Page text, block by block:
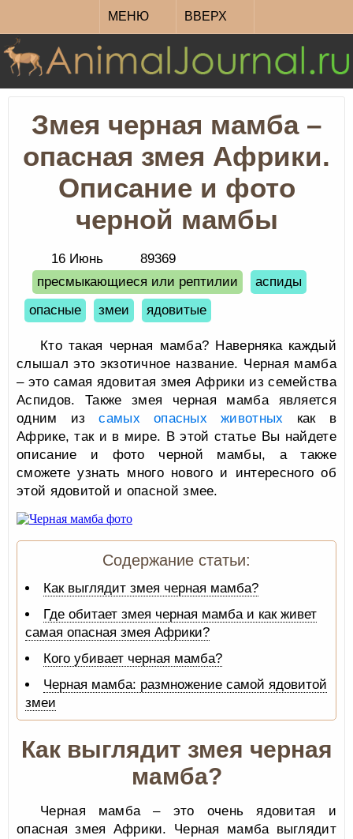
МЕНЮ ВВЕРХ
Змея черная мамба –
опасная змея Африки.
Описание и фото
черной мамбы
16 Июнь
89369
пресмыкающиеся или рептилии
аспиды
опасные
змеи ядовитые
Кто такая черная мамба? Наверняка каждый
слышал это экзотичное название. Черная мамба
– это самая ядовитая змея Африки из семейства
Аспидов. Также змея черная мамба является
одним изсамых опасных животных как в
Африке, так и в мире. В этой статье Вы найдете
описание и фото черной мамбы, а также
сможете узнать много нового и интересного об
этой ядовитой и опасной змее.
Содержание статьи:
Как выглядит змея черная мамба?
Где обитает змея черная мамба и как живет
самая опасная змея Африки?
Кого убивает черная мамба?
Черная мамба: размножение самой ядовитой
змеи
Как выглядит змея черная
мамба?
Черная мамба – это очень ядовитая и
опасная змея Африки. Черная мамба выглядит